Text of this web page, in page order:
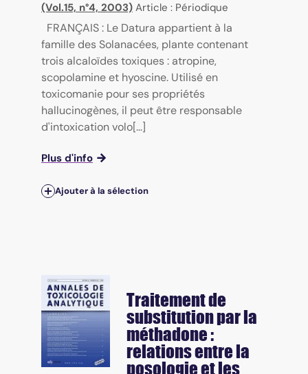
(Vol.15, n°4, 2003) Article : Périodique
FRANÇAIS : Le Datura appartient à la
famille des Solanacées, plante contenant
trois alcaloïdes toxiques : atropine,
scopolamine et hyoscine. Utilisé en
toxicomanie pour ses propriétés
hallucinogènes, il peut être responsable
d'intoxication volo[...]
Plus d'info
Ajouter à la sélection
Traitement de
substitution par la
méthadone :
relations entre la
posologie et les